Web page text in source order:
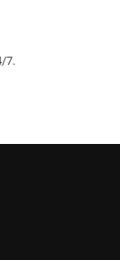
7.